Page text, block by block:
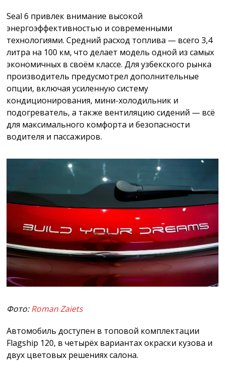
Seal 6 привлек внимание высокой
энергоэффективностью и современными
технологиями. Средний расход топлива — всего 3,4
литра на 100 км, что делает модель одной из самых
экономичных в своём классе. Для узбекского рынка
производитель предусмотрел дополнительные
опции, включая усиленную систему
кондиционирования, мини-холодильник и
подогреватель, а также вентиляцию сидений — всё
для максимального комфорта и безопасности
водителя и пассажиров.
Фото:Roman Zaiets
Автомобиль доступен в топовой комплектации
Flagship 120, в четырёх вариантах окраски кузова и
двух цветовых решениях салона.